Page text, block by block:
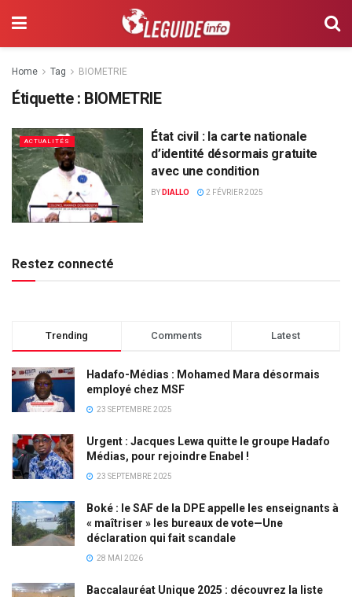
Home Tag BIOMETRIE
Étiquette : BIOMETRIE
ACTUALITÉS
État civil : la carte nationale
d’identité désormais gratuite
avec une condition
BY DIALLO 2 FÉVRIER 2025
Restez connecté
Trending Comments Latest
Hadafo-Médias : Mohamed Mara désormais
employé chez MSF
23 SEPTEMBRE 2025
Urgent : Jacques Lewa quitte le groupe Hadafo
Médias, pour rejoindre Enabel !
23 SEPTEMBRE 2025
Boké : le SAF de la DPE appelle les enseignants à
« maîtriser » les bureaux de vote—Une
déclaration qui fait scandale
28 MAI 2026
Baccalauréat Unique 2025 : découvrez la liste